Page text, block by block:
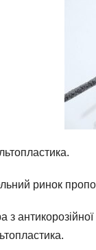
ринок
з антикорозійної